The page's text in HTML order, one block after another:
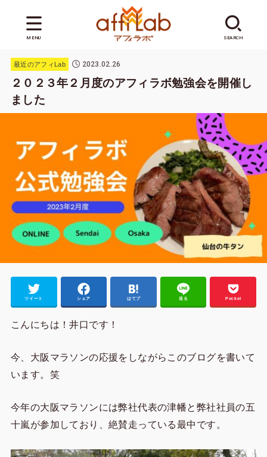
SEARCH
MENU
最近のアフィLab 2023.02.26
２０２３年２月度のアフィラボ勉強会を開催し
ました
ツイート シェア はてブ 送る Pocket
こんにちは！井口です！
今、大阪マラソンの応援をしながらこのブログを書いて
います。笑
今年の大阪マラソンには弊社代表の津幡と弊社社員の五
十嵐が参加しており、絶賛走っている最中です。